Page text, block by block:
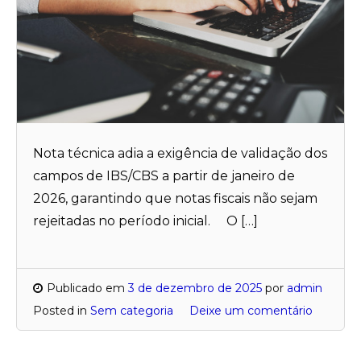
Nota técnica adia a exigência de validação dos
campos de IBS/CBS a partir de janeiro de
2026, garantindo que notas fiscais não sejam
rejeitadas no período inicial. O […]
Publicado em3 de dezembro de 2025 por admin
Posted in Sem categoria Deixe um comentário